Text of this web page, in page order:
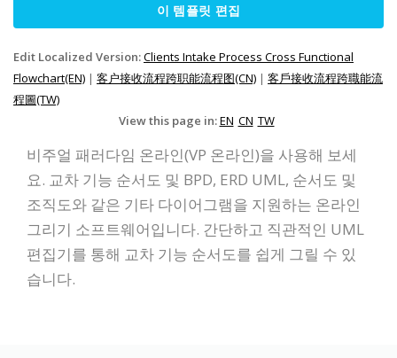
이 템플릿 편집
Edit Localized Version:Clients Intake Process Cross Functional
Flowchart(EN) | 客户接收流程跨职能流程图(CN) | 客戶接收流程跨職能流
程圖(TW)
View this page in:EN CN TW
비주얼 패러다임 온라인(VP 온라인)을 사용해 보세
요. 교차 기능 순서도 및 BPD, ERD UML, 순서도 및
조직도와 같은 기타 다이어그램을 지원하는 온라인
그리기 소프트웨어입니다. 간단하고 직관적인 UML
편집기를 통해 교차 기능 순서도를 쉽게 그릴 수 있
습니다.